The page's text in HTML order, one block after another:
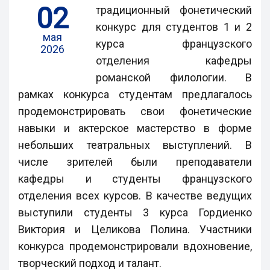
02
мая
2026
традиционный фонетический
конкурс для студентов 1 и 2
курса французского
отделения кафедры
романской филологии. В
рамках конкурса студентам предлагалось
продемонстрировать свои фонетические
навыки и актерское мастерство в форме
небольших театральных выступлений. В
числе зрителей были преподаватели
кафедры и студенты французского
отделения всех курсов. В качестве ведущих
выступили студенты 3 курса Гордиенко
Виктория и Целикова Полина. Участники
конкурса продемонстрировали вдохновение,
творческий подход и талант.